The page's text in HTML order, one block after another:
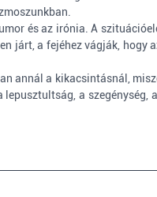
és az irónia. A
járt, a fejéhez vágják, hogy
annál a kikacsintásnál,
a